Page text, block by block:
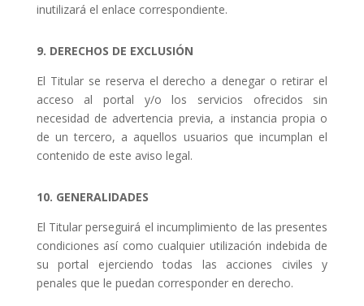
inutilizará el enlace correspondiente.
9. DERECHOS DE EXCLUSIÓN
El Titular se reserva el derecho a denegar o retirar el
acceso al portal y/o los servicios ofrecidos sin
necesidad de advertencia previa, a instancia propia o
de un tercero, a aquellos usuarios que incumplan el
contenido de este aviso legal.
10. GENERALIDADES
El Titular perseguirá el incumplimiento de las presentes
condiciones así como cualquier utilización indebida de
su portal ejerciendo todas las acciones civiles y
penales que le puedan corresponder en derecho.